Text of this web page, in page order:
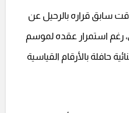
سابق قراره بالرحيل عن
رغم استمرار عقده لموسم
حافلة بالأرقام القياسية